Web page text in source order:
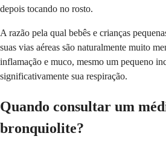
depois tocando no rosto.
A razão pela qual bebês e crianças
suas vias aéreas são naturalmente muito
inflamação e muco, mesmo um pequeno
significativamente sua respiração.
Quando consultar um
bronquiolite?